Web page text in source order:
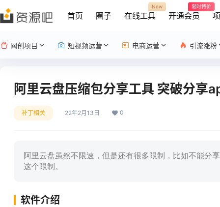
首页 圈子 在线工具
New
开通会员
限时特价
网创项目 短视频运营 电商运营 引流涨粉
阿里云盘压缩包分享工具 突破分享
补丁相关 22年2月13日 0
阿里云盘虽然不限速，但是还有很多限制，比如不能分
这个限制。
软件介绍